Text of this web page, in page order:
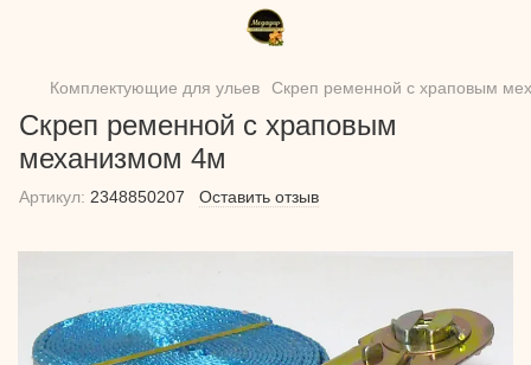
Комплектующие для ульев Скреп ременной с храповым
Скреп ременной с храповым
механизмом 4м
Артикул: 2348850207 Оставить отзыв